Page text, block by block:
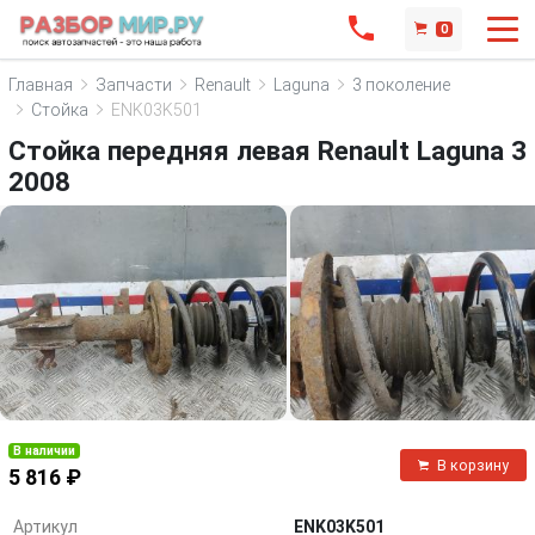
0
Главная Запчасти Renault Laguna
3 поколение
Стойка
ENK03K501
Стойка передняя левая Renault Laguna 3
2008
В наличии
5 816 ₽
В корзину
Артикул ENK03K501